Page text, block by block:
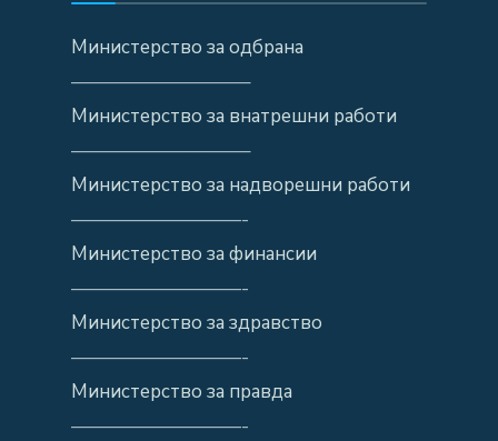
Министерство за одбрана
—————————–
Министерство за внатрешни работи
—————————–
Министерство за надворешни работи
—————————-
Министерство за финансии
—————————-
Министерство за здравство
—————————-
Министерство за правда
—————————-